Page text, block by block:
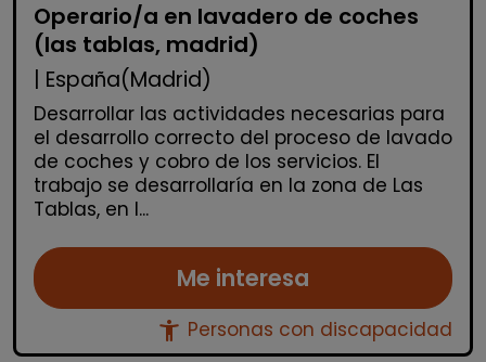
Operario/a en lavadero de coches
(las tablas, madrid)
| España(Madrid)
Desarrollar las actividades necesarias para
el desarrollo correcto del proceso de lavado
de coches y cobro de los servicios. El
trabajo se desarrollaría en la zona de Las
Tablas, en l...
Me interesa
accessibility_new Personas con discapacidad